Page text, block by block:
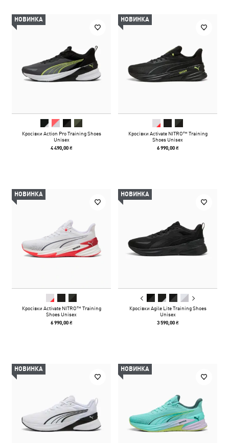
НОВИНКА
Кросівки Action Pro Training Shoes
Unisex
4 490,00 ₴
НОВИНКА
Кросівки Activate NITRO™ Training
Shoes Unisex
6 990,00 ₴
НОВИНКА
Кросівки Activate NITRO™ Training
Shoes Unisex
6 990,00 ₴
НОВИНКА
Кросівки Agile Lite Training Shoes
Unisex
3 590,00 ₴
НОВИНКА НОВИНКА